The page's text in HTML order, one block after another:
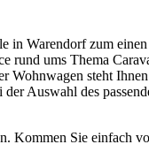
in Warendorf zum
rund ums Thema
Wohnwagen steht
Auswahl des
Kommen Sie einfach